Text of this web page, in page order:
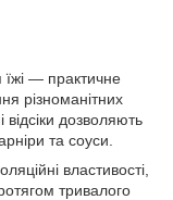
їжі — практичне
різноманітних
дозволяють
та соуси.
властивості,
тривалого